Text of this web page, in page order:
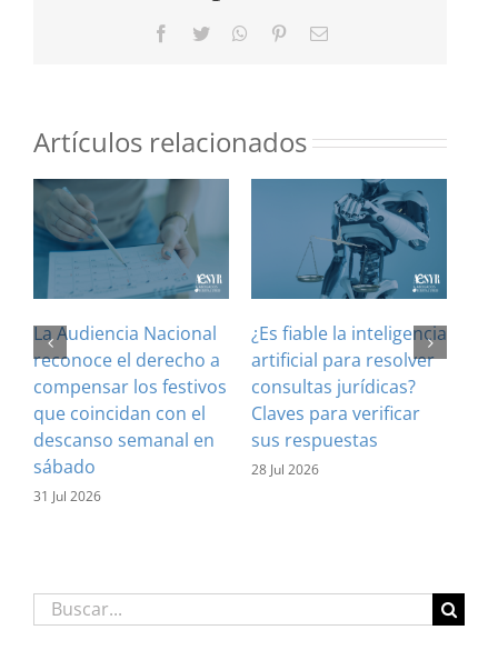
Facebook
Twitter WhatsApp
PinterestCorreo
Artículos relacionados
La Audiencia Nacional
reconoce el derecho a
compensar los festivos
que coincidan con el
descanso semanal en
sábado
31 Jul 2026
¿Es fiable la inteligencia
artificial para resolver
consultas jurídicas?
Claves para verificar
sus respuestas
28 Jul 2026
Buscar: